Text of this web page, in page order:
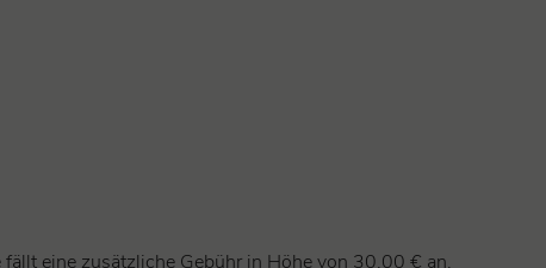
eine zusätzliche Gebühr in Höhe von 30,00 € an.